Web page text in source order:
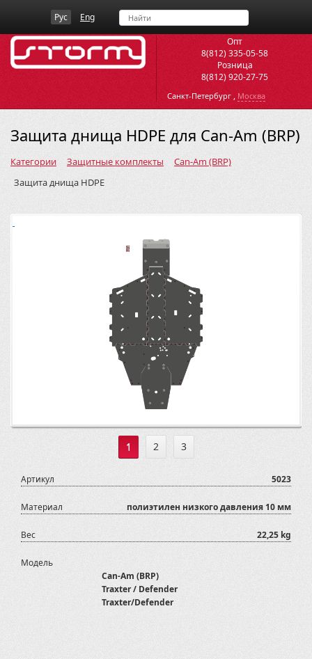
Рус Eng
Опт
8(812) 335-05-58
Розница
8(812) 920-27-75
Санкт-Петербург , Москва
Защита днища HDPE для Can-Am (BRP)
Категории Защитные комплекты
Can-Am (BRP)
Защита днища HDPE
1 2 3
Артикул 5023
Материал полиэтилен низкого давления 10 мм
Вес 22,25 kg
Модель
Can-Am (BRP)
Traxter / Defender
Traxter/Defender